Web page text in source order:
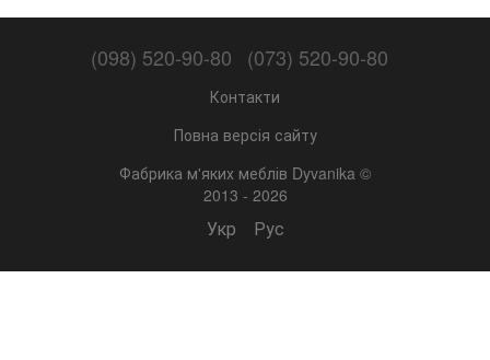
(098) 520-90-80 (073) 520-90-80
Контакти
Повна версія сайту
Фабрика м'яких меблів Dyvanika ©
2013 - 2026
Укр Рус